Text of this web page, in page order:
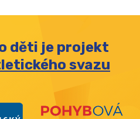
děti je projekt
svazu